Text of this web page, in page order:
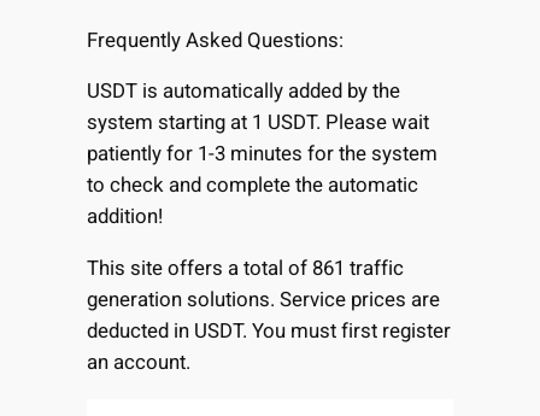
Frequently Asked Questions:
USDT is automatically added by the
system starting at 1 USDT. Please wait
patiently for 1-3 minutes for the system
to check and complete the automatic
addition!
This site offers a total of 861 traffic
generation solutions. Service prices are
deducted in USDT. You must first register
an account.